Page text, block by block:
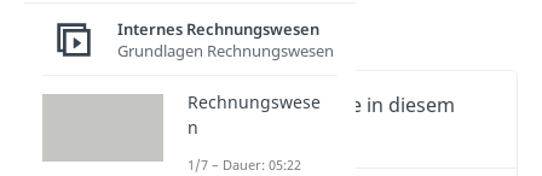
Fixkosten
Wichtige Inhalte in diesem
Internes Rechnungswesen
Grundlagen Rechnungswesen
Rechnungswese
n
1/7 – Dauer: 05:22